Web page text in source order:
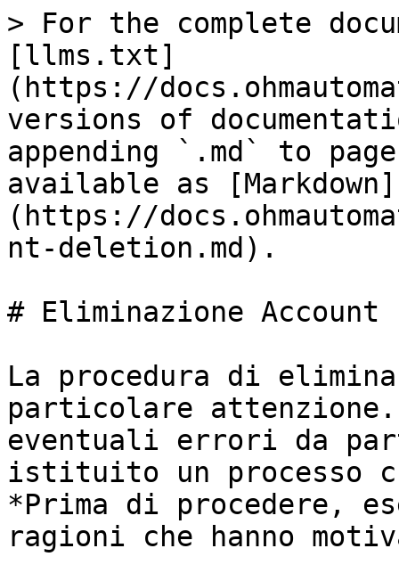
> For the complete
[llms.txt]
(https://
versions of
appending `.md` to
available as [Markdown]
(https://
nt-deletion.md).
# Eliminazione Account
La procedura di
particolare
eventuali errori da
istituito un processo
*Prima di procedere,
ragioni che hanno